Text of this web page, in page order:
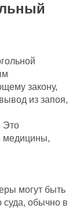
закону,
из запоя,
Это
медицины,
могут быть
обычно в